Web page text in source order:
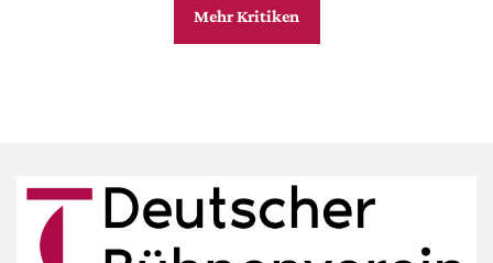
Mehr Kritiken